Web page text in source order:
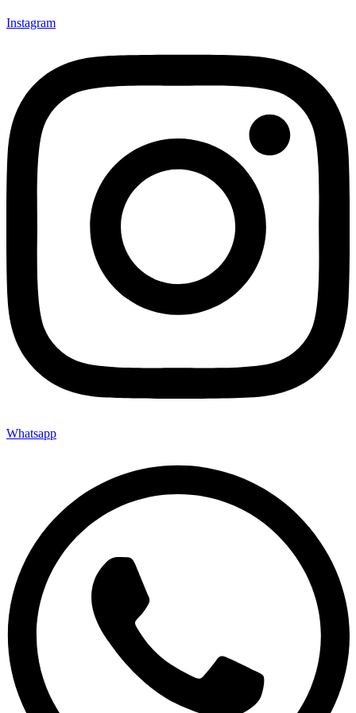
Instagram
Whatsapp